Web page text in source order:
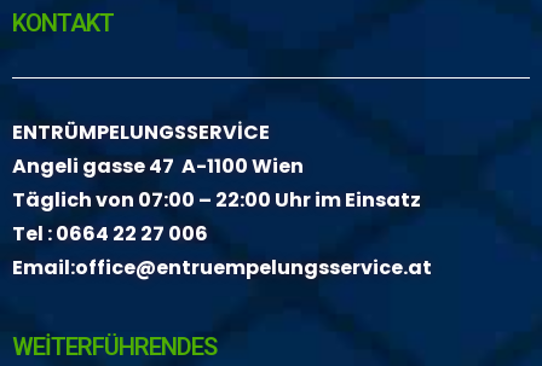
KONTAKT
ENTRÜMPELUNGSSERVİCE
Angeli gasse 47 A-1100 Wien
Täglich von 07:00 – 22:00 Uhr im Einsatz
Tel :0664 22 27 006
Email:office@entruempelungsservice.at
WEİTERFÜHRENDES